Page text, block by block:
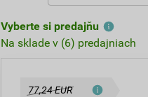
Vyberte si predajňu
Na sklade v (6) predajniach
77,24 EUR